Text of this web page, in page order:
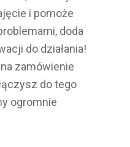
i pomoże
doda
do działania!
zamówienie
do tego
ogromnie